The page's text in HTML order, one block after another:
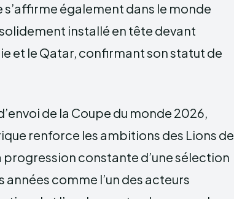
également dans le monde
installé en tête devant
et le Qatar, confirmant son statut de
de la Coupe du monde 2026,
renforce les ambitions des Lions de
progression constante d’une sélection
années comme l’un des acteurs